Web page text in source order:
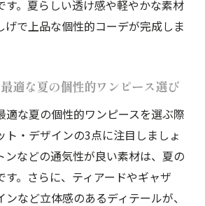
す。夏らしい透け感や軽やかな素材
げで上品な個性的コーデが完成しま
適な夏の個性的ワンピース選び
適な夏の個性的ワンピースを選ぶ際
ト・デザインの3点に注目しましょ
ンなどの通気性が良い素材は、夏の
す。さらに、ティアードやギャザ
など立体感のあるディテールが、